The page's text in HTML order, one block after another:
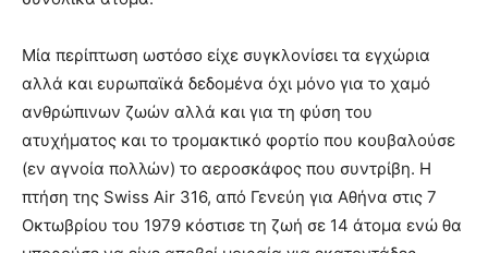
Μία περίπτωση ωστόσο είχε συγκλονίσει τα εγχώρια
αλλά και ευρωπαϊκά δεδομένα όχι μόνο για το χαμό
ανθρώπινων ζωών αλλά και για τη φύση του
ατυχήματος και το τρομακτικό φορτίο που κουβαλούσε
(εν αγνοία πολλών) το αεροσκάφος που συντρίβη. Η
πτήση της Swiss Air 316, από Γενεύη για Αθήνα στις 7
Οκτωβρίου του 1979 κόστισε τη ζωή σε 14 άτομα ενώ θα